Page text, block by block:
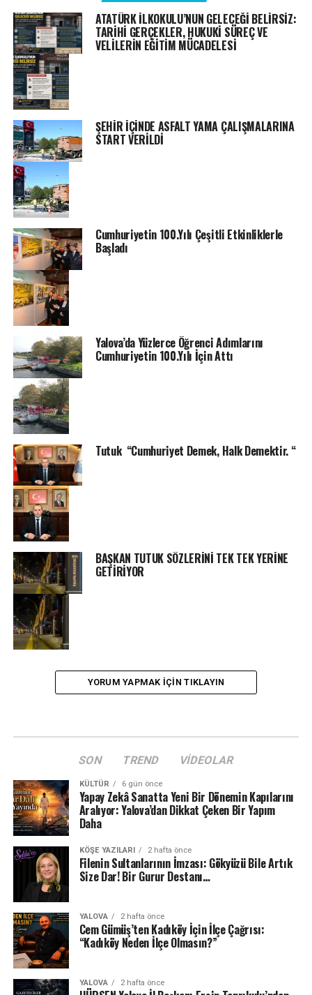
ATATÜRK İLKOKULU’NUN GELECEĞİ BELİRSİZ:
TARİHİ GERÇEKLER, HUKUKİ SÜREÇ VE
VELİLERİN EĞİTİM MÜCADELESİ
ŞEHİR İÇİNDE ASFALT YAMA ÇALIŞMALARINA
START VERİLDİ
Cumhuriyetin 100.Yılı Çeşitli Etkinliklerle
Başladı
Yalova’da Yüzlerce Öğrenci Adımlarını
Cumhuriyetin 100.Yılı İçin Attı
Tutuk “Cumhuriyet Demek, Halk Demektir. “
BAŞKAN TUTUK SÖZLERİNİ TEK TEK YERİNE
GETİRİYOR
YORUM YAPMAK IÇIN TIKLAYIN
SON TREND VIDEOLAR
KÜLTÜR 6 gün önce
Yapay Zekâ Sanatta Yeni Bir Dönemin Kapılarını
Aralıyor: Yalova’dan Dikkat Çeken Bir Yapım
Daha
KÖŞE YAZILARI 2 hafta önce
Filenin Sultanlarının İmzası: Gökyüzü Bile Artık
Size Dar! Bir Gurur Destanı…
YALOVA 2 hafta önce
Cem Gümüş’ten Kadıköy İçin İlçe Çağrısı:
“Kadıköy Neden İlçe Olmasın?”
YALOVA 2 hafta önce